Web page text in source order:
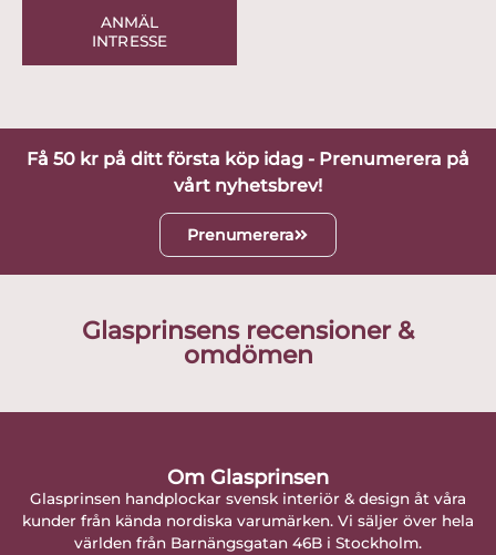
ANMÄL
INTRESSE
Få 50 kr på ditt första köp idag - Prenumerera på
vårt nyhetsbrev!
Prenumerera
Glasprinsens recensioner &
omdömen
Om Glasprinsen
Glasprinsen handplockar svensk interiör & design åt våra
kunder från kända nordiska varumärken. Vi säljer över hela
världen från Barnängsgatan 46B i Stockholm.